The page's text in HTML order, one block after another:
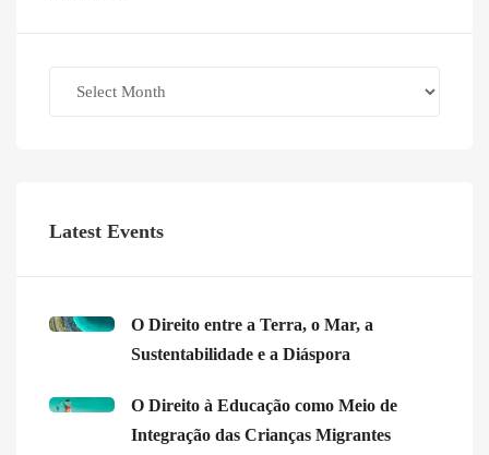
Latest Events
O Direito entre a Terra, o Mar, a
Sustentabilidade e a Diáspora
O Direito à Educação como Meio de
Integração das Crianças Migrantes